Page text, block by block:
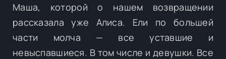
Маша, которой о нашем возвращении
рассказала уже Алиса. Ели по большей
части молча — все уставшие и
невыспавшиеся. В том числе и девушки. Все